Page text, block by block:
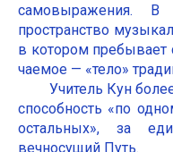
самовыражения. В
пространство
в котором
чаемое — «тело»
Учитель Кун
способность «по
остальных», за
вечносущий Путь.